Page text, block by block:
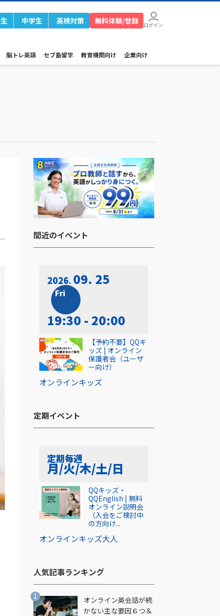
中学生 英検対策 無料体験/登録 ログイン
脳トレ英語 セブ島留学 教育機関向け 企業向け
間近のイベント​
2026 09. 25
Fri
19:30 - 20:00
オンラインキッズ
【予約不要】QQキ
ッズ | オンライン
保護者会（ユーザ
ー向け）
定期イベント​
定期毎週
月/火/木/土/日
オンラインキッズ大人
QQキッズ・
QQEnglish | 無料
オンライン説明会
（入会をご検討中
の方向け...
人気記事ランキング​
オンライン英会話が続
かない主な要因６つ＆